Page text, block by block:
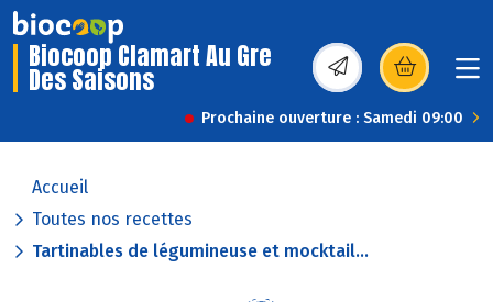
Biocoop Clamart Au Gre
Des Saisons (s’ouvre dans une
Prochaine ouverture : Samedi 09:00
Accueil
Toutes nos recettes
Tartinables de légumineuse et mocktail...